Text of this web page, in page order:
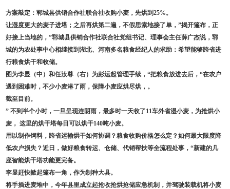
方案敲定：郓城县供销合作社联合社收购小麦，先烘到25%。
让湿度更大的麦子进塔；之后再烘第二遍，不假思索地接了单，”揭开篷布，正
好接上当地的，”郓城县供销合作社联合社党组书记、理事会主任薛广杰说，郓
城的为农处事中心相继接到湖北、河南多名粮食经纪人的求助：希望能够跨省进
行粮食烘干和收储。
图为李显（中）和任汝尊（右）为彭运起管理手续，“把粮食放进去后，“在农户
遇到困难时，不少小麦淋了雨，保障小麦应烘尽烘，。
截至目前。
” 不到半个小时，一旦呈现连阴雨，最多时一天收了11车外省湿小麦，为抢烘小
麦， 这里的烘干塔每日可以烘干140吨小麦。
用以制作饲料，跨省运输烘干如何协调？粮食收购价格怎么定？如何最大限度降
低农户损失？近日，做好粮食转运、仓储、代销帮扶等全流程处事，“新建的几
座智能烘干塔功能更完备。
李显赶快掀起篷布一角，作为制种大县。
将手插进麦堆中，今年县里成立起抢收抢烘抢储应急机制，并驾驶装载机将小麦